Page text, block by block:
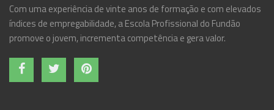
Com uma experiência de vinte anos de formação e com elevados
índices de empregabilidade, a Escola Profissional do Fundão
promove o jovem, incrementa competência e gera valor.